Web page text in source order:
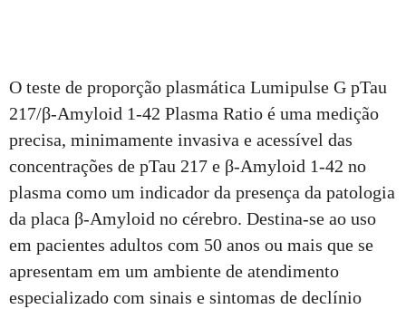
O teste de proporção plasmática Lumipulse G pTau
217/β-Amyloid 1-42 Plasma Ratio é uma medição
precisa, minimamente invasiva e acessível das
concentrações de pTau 217 e β-Amyloid 1-42 no
plasma como um indicador da presença da patologia
da placa β-Amyloid no cérebro. Destina-se ao uso
em pacientes adultos com 50 anos ou mais que se
apresentam em um ambiente de atendimento
especializado com sinais e sintomas de declínio